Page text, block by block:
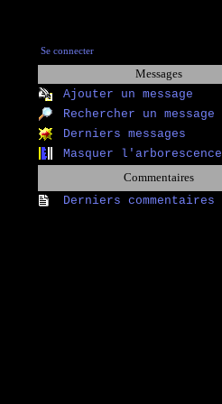
Se connecter
Messages
Ajouter un message
Rechercher un message
Derniers messages
Masquer l'arborescence
Commentaires
Derniers commentaires